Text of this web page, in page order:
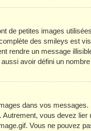
de petites images
des smileys est
rendre un message
aussi avoir défini un
dans vos
vous devez
Vous ne pouvez